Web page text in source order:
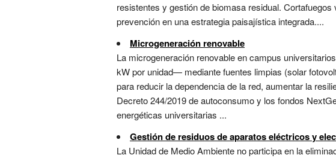
resistentes y gestión de biomasa residual.
prevención en una estrategia paisajística integrada....
Microgeneración renovable
La microgeneración renovable en campus
kW por unidad— mediante fuentes limpias (solar
para reducir la dependencia de la red, aumentar la
Decreto 244/2019 de autoconsumo y los fondos
energéticas universitarias ...
Gestión de residuos de aparatos eléctricos y
La Unidad de Medio Ambiente no participa en la